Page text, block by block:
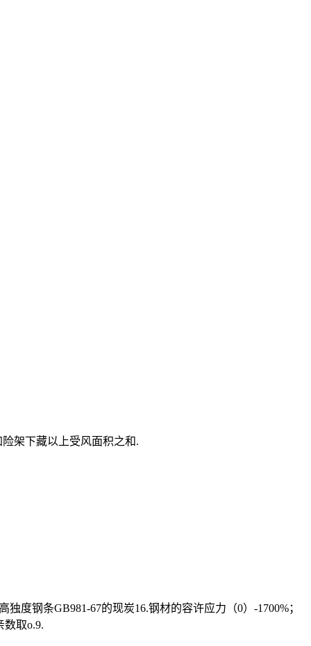
险架下藏以上受风面积之和.
度钢条GB981-67的现炭16.钢材的容许应力（0）-1700%；
数取o.9.